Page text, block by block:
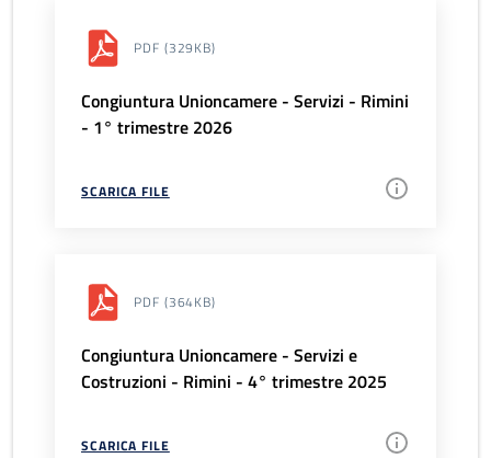
PDF (329KB)
Congiuntura Unioncamere - Servizi - Rimini
- 1° trimestre 2026
SCARICA FILE
PDF (364KB)
Congiuntura Unioncamere - Servizi e
Costruzioni - Rimini - 4° trimestre 2025
SCARICA FILE